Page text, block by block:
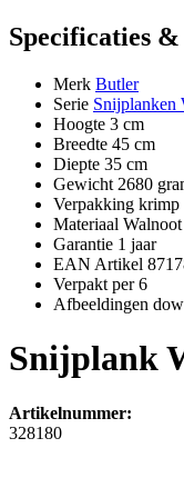
Specificaties
Merk Butler
Serie Snijplanken
Hoogte 3 cm
Breedte 45 cm
Diepte 35 cm
Gewicht 2680
Verpakking krimp
Materiaal Walnoot
Garantie 1 jaar
EAN Artikel
Verpakt per 6
Afbeeldingen
Snijplank
Artikelnummer:
328180